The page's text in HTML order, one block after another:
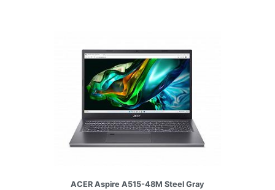
ACER Aspire A515-48M Steel Gray